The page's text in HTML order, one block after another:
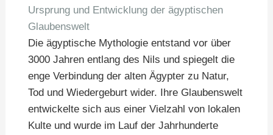
Ursprung und Entwicklung der ägyptischen
Glaubenswelt
Die ägyptische Mythologie entstand vor über
3000 Jahren entlang des Nils und spiegelt die
enge Verbindung der alten Ägypter zu Natur,
Tod und Wiedergeburt wider. Ihre Glaubenswelt
entwickelte sich aus einer Vielzahl von lokalen
Kulte und wurde im Lauf der Jahrhunderte